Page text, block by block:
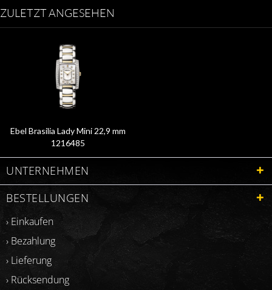
ZULETZT ANGESEHEN
Ebel Brasilia Lady Mini 22,9 mm
1216485
UNTERNEHMEN
BESTELLUNGEN
› Einkaufen
› Bezahlung
› Lieferung
› Rücksendung